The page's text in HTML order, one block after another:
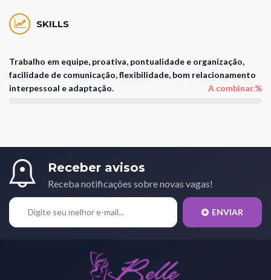
SKILLS
Trabalho em equipe, proativa, pontualidade e organização,
facilidade de comunicação, flexibilidade, bom relacionamento
interpessoal e adaptação.
A combinar.%
Receber avisos
Receba notificações sobre novas vagas!
ENVIAR